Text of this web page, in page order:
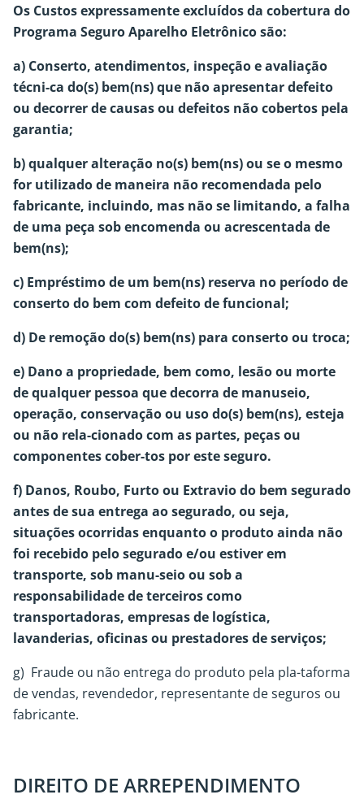
Os Custos expressamente excluídos da cobertura do
Programa Seguro Aparelho Eletrônico são:
a) Conserto, atendimentos, inspeção e avaliação
técni-ca do(s) bem(ns) que não apresentar defeito
ou decorrer de causas ou defeitos não cobertos pela
garantia;
b) qualquer alteração no(s) bem(ns) ou se o mesmo
for utilizado de maneira não recomendada pelo
fabricante, incluindo, mas não se limitando, a falha
de uma peça sob encomenda ou acrescentada de
bem(ns);
c) Empréstimo de um bem(ns) reserva no período de
conserto do bem com defeito de funcional;
d) De remoção do(s) bem(ns) para conserto ou troca;
e) Dano a propriedade, bem como, lesão ou morte
de qualquer pessoa que decorra de manuseio,
operação, conservação ou uso do(s) bem(ns), esteja
ou não rela-cionado com as partes, peças ou
componentes cober-tos por este seguro.
f) Danos, Roubo, Furto ou Extravio do bem segurado
antes de sua entrega ao segurado, ou seja,
situações ocorridas enquanto o produto ainda não
foi recebido pelo segurado e/ou estiver em
transporte, sob manu-seio ou sob a
responsabilidade de terceiros como
transportadoras, empresas de logística,
lavanderias, oficinas ou prestadores de serviços;
g) Fraude ou não entrega do produto pela pla-taforma
de vendas, revendedor, representante de seguros ou
fabricante.
DIREITO DE ARREPENDIMENTO